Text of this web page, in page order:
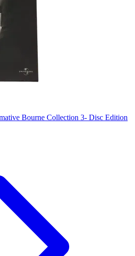
Bourne Collection 3- Disc Edition